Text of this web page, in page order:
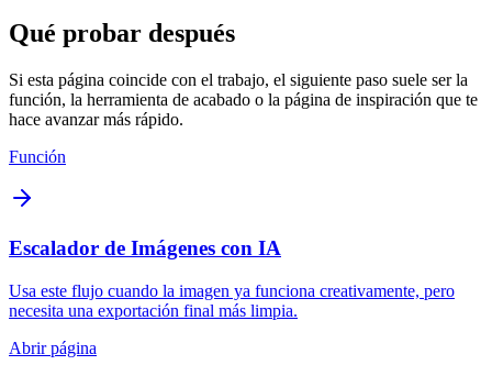
Qué probar después
Si esta página coincide con el trabajo, el siguiente paso suele ser la
función, la herramienta de acabado o la página de inspiración que te
hace avanzar más rápido.
Función
Escalador de Imágenes con IA
Usa este flujo cuando la imagen ya funciona creativamente, pero
necesita una exportación final más limpia.
Abrir página